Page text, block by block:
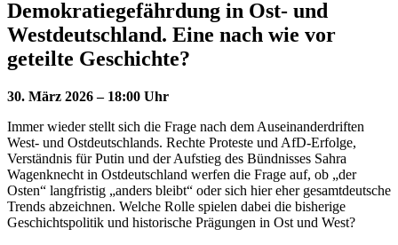
Demokratiegefährdung in Ost- und
Westdeutschland. Eine nach wie vor
geteilte Geschichte?
30. März 2026 – 18:00 Uhr
Immer wieder stellt sich die Frage nach dem Auseinanderdriften
West- und Ostdeutschlands. Rechte Proteste und AfD-Erfolge,
Verständnis für Putin und der Aufstieg des Bündnisses Sahra
Wagenknecht in Ostdeutschland werfen die Frage auf, ob „der
Osten“ langfristig „anders bleibt“ oder sich hier eher gesamtdeutsche
Trends abzeichnen. Welche Rolle spielen dabei die bisherige
Geschichtspolitik und historische Prägungen in Ost und West?